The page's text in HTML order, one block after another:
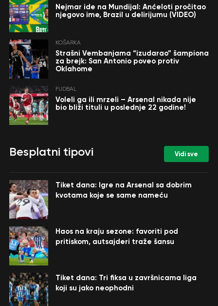
Nejmar ide na Mundijal: Anćeloti pročitao
njegovo ime, Brazil u delirijumu (VIDEO)
KOŠARKA
Strašni Vembanjama “izudarao” šampiona
za brejk: San Antonio poveo protiv
Oklahome
FUDBAL
Voleli ga ili mrzeli – Arsenal nikada nije
bio bliži tituli u poslednje 22 godine!
Besplatni tipovi Vidi sve
Tiket dana: Igre na Arsenal sa dobrim
kvotama koje se same nameću
Haos na kraju sezone: favoriti pod
pritiskom, autsajderi traže šansu
Tiket dana: Tri fiksa u završnicama liga
koji su jako neophodni